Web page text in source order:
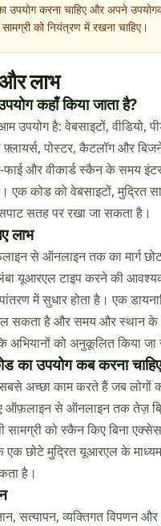
उपयोग करना चाहिए और अपने
को नियंत्रण में रखना चाहिए।
लाभ
कहाँ किया जाता है?
उपयोग है: वेबसाइटों, वीडियो,
फ़्लायर्स, पोस्टर, कैटलॉग और
और वीकार्ड स्कैन के समय
कोड को वेबसाइटों, मुद्रित
सतह पर रखा जा सकता है।
लाभ
से ऑनलाइन तक का मार्ग
यूआरएल टाइप करने की
में सुधार होता है। एक
सकता है और समय और स्थान
अभियानों को अनुकूलित किया
का उपयोग कब करना
अच्छा काम करते हैं जब लोगों
ऑफ़लाइन से ऑनलाइन तक तेज़
सामग्री को स्कैन किए बिना
छोटे मुद्रित यूआरएल के
है।
सत्यापन, व्यक्तिगत विपणन